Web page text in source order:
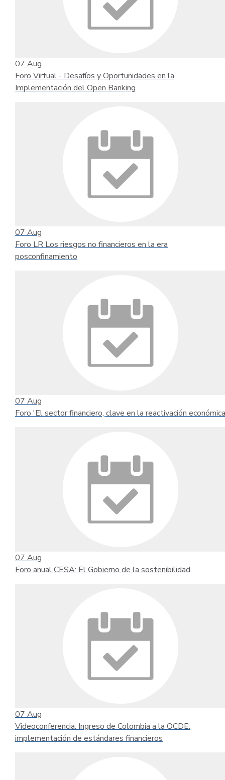
07 Aug
Foro Virtual - Desafíos y Oportunidades en la
Implementación del Open Banking
07 Aug
Foro LR Los riesgos no financieros en la era
posconfinamiento
07 Aug
Foro 'El sector financiero, clave en la reactivación
07 Aug
Foro anual CESA: El Gobierno de la sostenibilidad
07 Aug
Videoconferencia: Ingreso de Colombia a la OCDE:
implementación de estándares financieros